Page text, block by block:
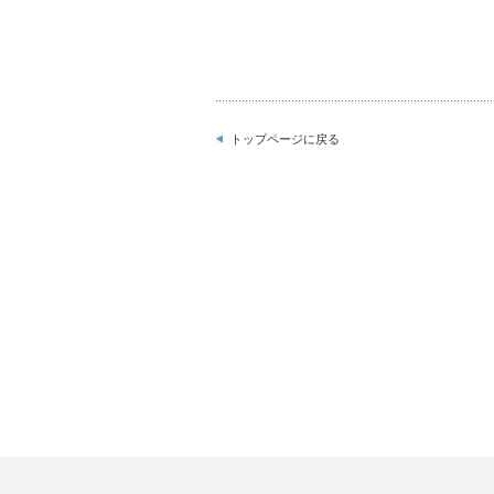
トップページに戻る